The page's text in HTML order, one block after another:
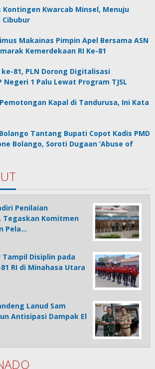
Kontingen Kwarcab Minsel, Menuju
Cibubur
Makainas Pimpin Apel Bersama ASN
Kemerdekaan RI Ke-81
ke-81, PLN Dorong Digitalisasi
Negeri 1 Palu Lewat Program TJSL
Kapal di Tandurusa, Ini Kata
Tantang Bupati Copot Kadis PMD
Bolango, Soroti Dugaan ‘Abuse of
Penilaian
Tegaskan Komitmen
Pela…
Tampil Disiplin pada
RI di Minahasa Utara
Lanud Sam
Antisipasi Dampak El